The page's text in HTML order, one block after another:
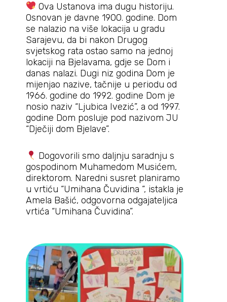
Ova Ustanova ima dugu historiju.
Osnovan je davne 1900. godine. Dom
se nalazio na više lokacija u gradu
Sarajevu, da bi nakon Drugog
svjetskog rata ostao samo na jednoj
lokaciji na Bjelavama, gdje se Dom i
danas nalazi. Dugi niz godina Dom je
mijenjao nazive, tačnije u periodu od
1966. godine do 1992. godine Dom je
nosio naziv “Ljubica Ivezić”, a od 1997.
godine Dom posluje pod nazivom JU
“Dječiji dom Bjelave”.
Dogovorili smo daljnju saradnju s
gospodinom Muhamedom Musićem,
direktorom. Naredni susret planiramo
u vrtiću “Umihana Čuvidina “, istakla je
Amela Bašić, odgovorna odgajateljica
vrtića “Umihana Čuvidina”.